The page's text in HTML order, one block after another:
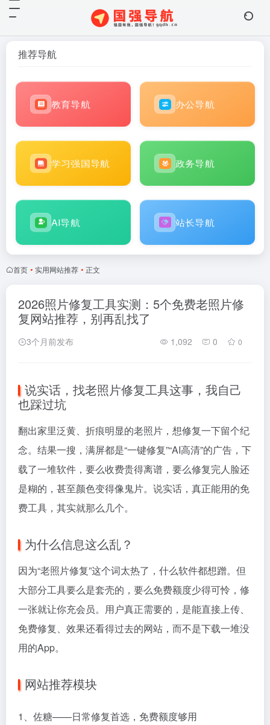
推荐导航
教育导航 办公导航
学习强国导航 政务导航
AI导航 站长导航
首页 • 实用网站推荐 • 正文
2026照片修复工具实测：5个免费老照片修
复网站推荐，别再乱找了
3个月前发布 1,092 0 0
说实话，找老照片修复工具这事，我自己
也踩过坑
翻出家里泛黄、折痕明显的老照片，想修复一下留个纪
念。结果一搜，满屏都是“一键修复”“AI高清”的广告，下
载了一堆软件，要么收费贵得离谱，要么修复完人脸还
是糊的，甚至颜色变得像鬼片。说实话，真正能用的免
费工具，其实就那么几个。
为什么信息这么乱？
因为“老照片修复”这个词太热了，什么软件都想蹭。但
大部分工具要么是套壳的，要么免费额度少得可怜，修
一张就让你充会员。用户真正需要的，是能直接上传、
免费修复、效果还看得过去的网站，而不是下载一堆没
用的App。
网站推荐模块
1、佐糖——日常修复首选，免费额度够用